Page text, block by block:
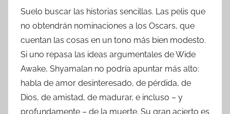
Suelo buscar las historias sencillas. Las pelis que
no obtendrán nominaciones a los Oscars, que
cuentan las cosas en un tono más bien modesto.
Si uno repasa las ideas argumentales de Wide
Awake, Shyamalan no podría apuntar más alto:
habla de amor desinteresado, de pérdida, de
Dios, de amistad, de madurar, e incluso – y
profundamente – de la muerte. Su gran acierto es